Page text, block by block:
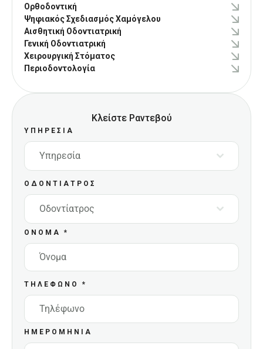
Ορθοδοντική
Ψηφιακός Σχεδιασμός Χαμόγελου
Αισθητική Οδοντιατρική
Γενική Οδοντιατρική
Χειρουργική Στόματος
Περιοδοντολογία
Κλείστε Ραντεβού
ΥΠΗΡΕΣΊΑ
Υπηρεσία
ΟΔΟΝΤΊΑΤΡΟΣ
Οδοντίατρος
ΌΝΟΜΑ *
ΤΗΛΈΦΩΝΟ *
ΗΜΕΡΟΜΗΝΊΑ